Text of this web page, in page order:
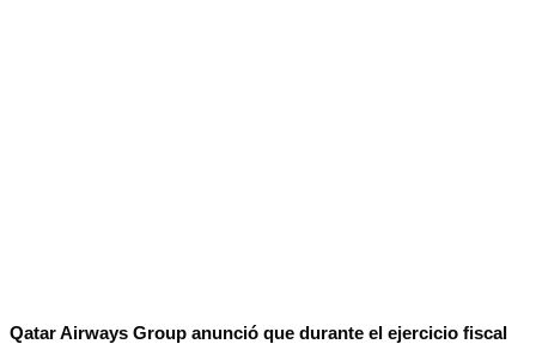
Qatar Airways Group anunció que durante el ejercicio fiscal